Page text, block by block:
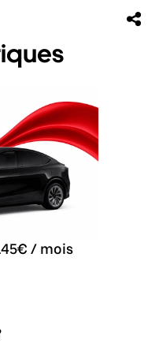
/ mois